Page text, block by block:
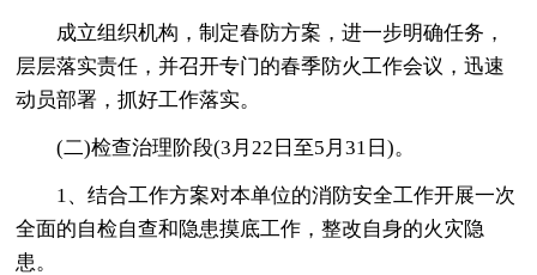
成立组织机构，制定春防方案，进一步明确任务，
层层落实责任，并召开专门的春季防火工作会议，迅速
动员部署，抓好工作落实。
(二)检查治理阶段(3月22日至5月31日)。
1、结合工作方案对本单位的消防安全工作开展一次
全面的自检自查和隐患摸底工作，整改自身的火灾隐
患。